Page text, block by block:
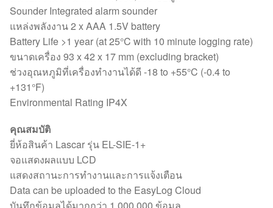
Sounder Integrated alarm sounder
แหล่งพลังงาน 2 x AAA 1.5V battery
Battery Life >1 year (at 25°C with 10 minute logging rate)
ขนาดเครื่อง 93 x 42 x 17 mm (excluding bracket)
ช่วงอุณหภูมิที่เครื่องทำงานได้ดี -18 to +55°C (-0.4 to
+131°F)
Environmental Rating IP4X
คุณสมบัติ
ยี่ห้อสินค้า Lascar รุ่น EL-SIE-1+
จอแสดงผลแบบ LCD
แสดงสถานะการทำงานและการแจ้งเตือน
Data can be uploaded to the EasyLog Cloud
บันทึกข้อมูลได้มากกว่า 1,000,000 ข้อมูล